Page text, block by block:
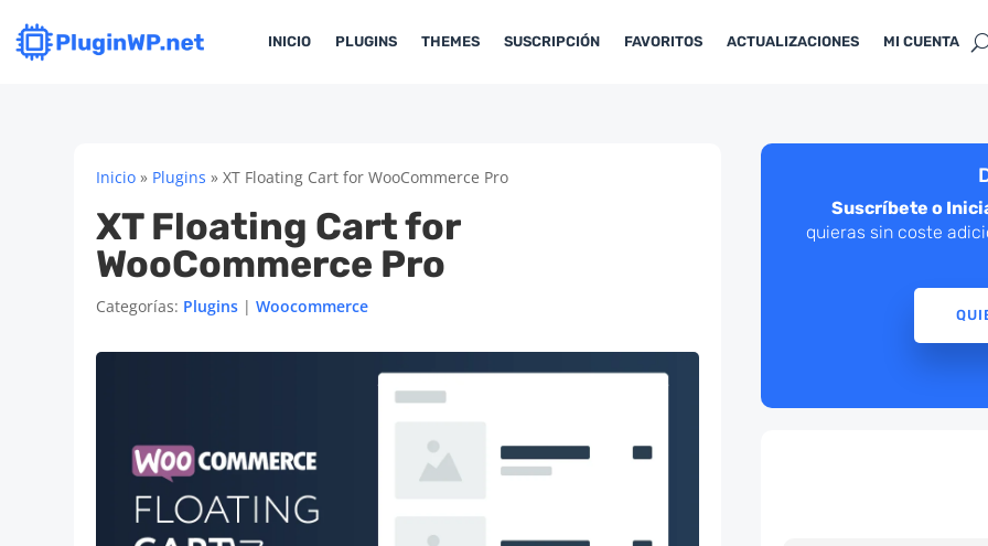
INICIO PLUGINS THEMES SUSCRIPCIÓN FAVORITOS ACTUALIZACIONES MI CUENTA
Inicio » Plugins »XT Floating Cart for WooCommerce Pro
XT Floating Cart for
WooCommerce Pro
Categorías: Plugins |Woocommerce
Suscríbete o
quieras sin coste